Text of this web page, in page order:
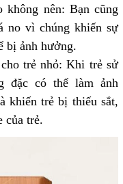
nên: Bạn cũng
no vì chúng khiến sự
bị ảnh hưởng.
trẻ nhỏ: Khi trẻ sử
đặc có thể làm ảnh
khiến trẻ bị thiếu sắt,
của trẻ.